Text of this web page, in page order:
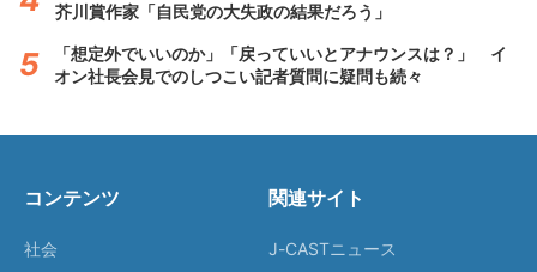
芥川賞作家「自民党の大失政の結果だろう」
「想定外でいいのか」「戻っていいとアナウンスは？」 イ
オン社長会見でのしつこい記者質問に疑問も続々
コンテンツ
社会
関連サイト
J-CASTニュース